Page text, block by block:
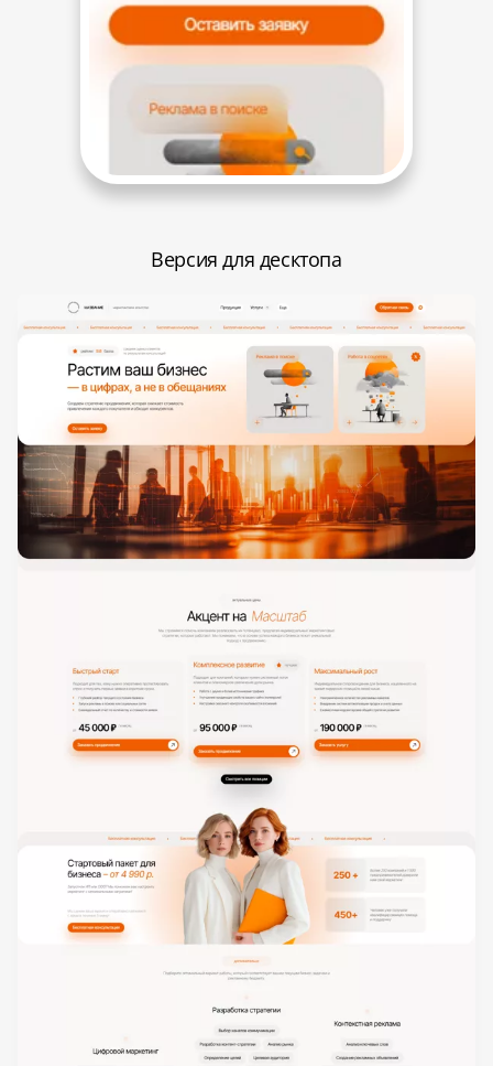
Версия для десктопа